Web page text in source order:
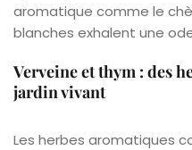
aromatique comme le
blanches exhalent une
Verveine et thym : des
jardin vivant
Les herbes aromatiques